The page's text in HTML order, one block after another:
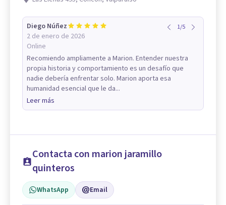
Diego Núñez
2 de enero de 2026
Online
1/5
Recomiendo ampliamente a Marion. Entender nuestra
propia historia y comportamiento es un desafío que
nadie debería enfrentar solo. Marion aporta esa
humanidad esencial que le da...
Leer más
Contacta con marion jaramillo
quinteros
WhatsApp Email